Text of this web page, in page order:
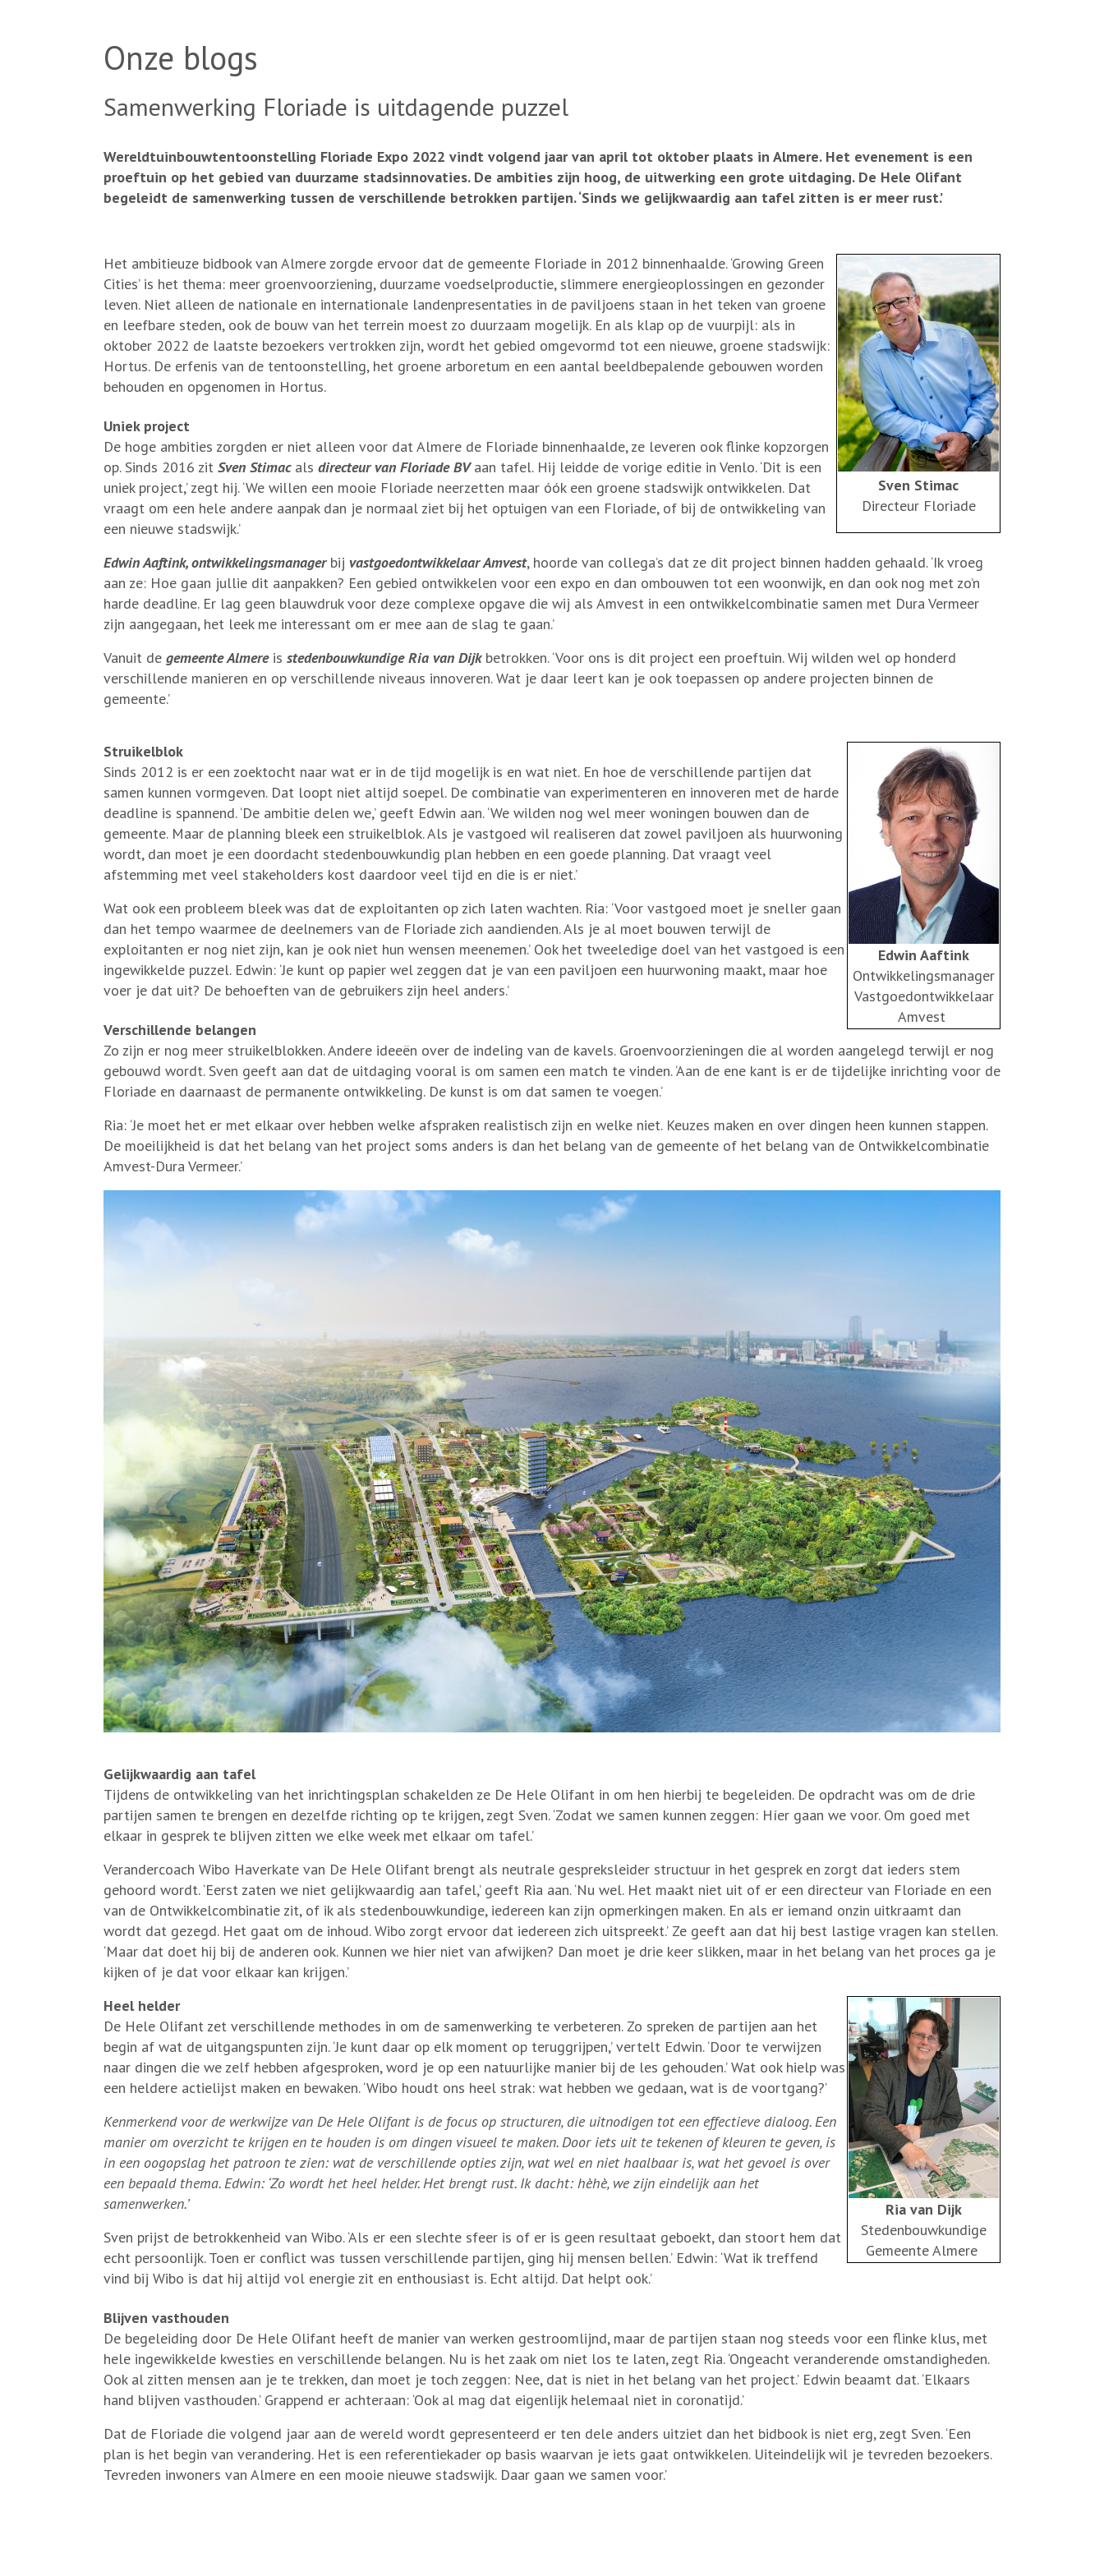
Onze blogs
Samenwerking Floriade is uitdagende puzzel
Wereldtuinbouw­tentoonstelling Floriade Expo 2022 vindt volgend jaar van april tot oktober plaats in Almere. Het evenement is een
proeftuin op het gebied van duurzame stadsinnovaties. De ambities zijn hoog, de uitwerking een grote uitdaging. De Hele Olifant
begeleidt de samenwerking tussen de verschillende betrokken partijen. ‘Sinds we gelijkwaardig aan tafel zitten is er meer rust.’
Sven Stimac
Directeur Floriade
Het ambitieuze bidbook van Almere zorgde ervoor dat de gemeente Floriade in 2012 binnenhaalde. ‘Growing Green
Cities’ is het thema: meer groenvoorziening, duurzame voedselproductie, slimmere energieoplossingen en gezonder
leven. Niet alleen de nationale en internationale landenpresentaties in de paviljoens staan in het teken van groene
en leefbare steden, ook de bouw van het terrein moest zo duurzaam mogelijk. En als klap op de vuurpijl: als in
oktober 2022 de laatste bezoekers vertrokken zijn, wordt het gebied omgevormd tot een nieuwe, groene stadswijk:
Hortus. De erfenis van de tentoonstelling, het groene arboretum en een aantal beeldbepalende gebouwen worden
behouden en opgenomen in Hortus.
Uniek project
De hoge ambities zorgden er niet alleen voor dat Almere de Floriade binnenhaalde, ze leveren ook flinke kopzorgen
op. Sinds 2016 zit Sven Stimacals directeur van Floriade BVaan tafel. Hij leidde de vorige editie in Venlo. ‘Dit is een
uniek project,’ zegt hij. ‘We willen een mooie Floriade neerzetten maar óók een groene stadswijk ontwikkelen. Dat
vraagt om een hele andere aanpak dan je normaal ziet bij het optuigen van een Floriade, of bij de ontwikkeling van
een nieuwe stadswijk.’
Edwin Aaftink, ontwikkelingsmanager bij vastgoedontwikkelaar Amvest, hoorde van collega’s dat ze dit project binnen hadden gehaald. ‘Ik vroeg
aan ze: Hoe gaan jullie dit aanpakken? Een gebied ontwikkelen voor een expo en dan ombouwen tot een woonwijk, en dan ook nog met zo’n
harde deadline. Er lag geen blauwdruk voor deze complexe opgave die wij als Amvest in een ontwikkelcombinatie samen met Dura Vermeer
zijn aangegaan, het leek me interessant om er mee aan de slag te gaan.’
Vanuit de gemeente Almere is stedenbouwkundige Ria van Dijkbetrokken. ‘Voor ons is dit project een proeftuin. Wij wilden wel op honderd
verschillende manieren en op verschillende niveaus innoveren. Wat je daar leert kan je ook toepassen op andere projecten binnen de
gemeente.’
Edwin Aaftink
Ontwikkelingsmanager
Vastgoedontwikkelaar
Amvest
Struikelblok
Sinds 2012 is er een zoektocht naar wat er in de tijd mogelijk is en wat niet. En hoe de verschillende partijen dat
samen kunnen vormgeven. Dat loopt niet altijd soepel. De combinatie van experimenteren en innoveren met de harde
deadline is spannend. ‘De ambitie delen we,’ geeft Edwin aan. ‘We wilden nog wel meer woningen bouwen dan de
gemeente. Maar de planning bleek een struikelblok. Als je vastgoed wil realiseren dat zowel paviljoen als huurwoning
wordt, dan moet je een doordacht stedenbouwkundig plan hebben en een goede planning. Dat vraagt veel
afstemming met veel stakeholders kost daardoor veel tijd en die is er niet.’
Wat ook een probleem bleek was dat de exploitanten op zich laten wachten. Ria: ‘Voor vastgoed moet je sneller gaan
dan het tempo waarmee de deelnemers van de Floriade zich aandienden. Als je al moet bouwen terwijl de
exploitanten er nog niet zijn, kan je ook niet hun wensen meenemen.’ Ook het tweeledige doel van het vastgoed is een
ingewikkelde puzzel. Edwin: ‘Je kunt op papier wel zeggen dat je van een paviljoen een huurwoning maakt, maar hoe
voer je dat uit? De behoeften van de gebruikers zijn heel anders.’
Verschillende belangen
Zo zijn er nog meer struikelblokken. Andere ideeën over de indeling van de kavels. Groenvoorzieningen die al worden aangelegd terwijl er nog
gebouwd wordt. Sven geeft aan dat de uitdaging vooral is om samen een match te vinden. ‘Aan de ene kant is er de tijdelijke inrichting voor de
Floriade en daarnaast de permanente ontwikkeling. De kunst is om dat samen te voegen.’
Ria: ‘Je moet het er met elkaar over hebben welke afspraken realistisch zijn en welke niet. Keuzes maken en over dingen heen kunnen stappen.
De moeilijkheid is dat het belang van het project soms anders is dan het belang van de gemeente of het belang van de Ontwikkelcombinatie
Amvest-Dura Vermeer.’
Gelijkwaardig aan tafel
Tijdens de ontwikkeling van het inrichtingsplan schakelden ze De Hele Olifant in om hen hierbij te begeleiden. De opdracht was om de drie
partijen samen te brengen en dezelfde richting op te krijgen, zegt Sven. ‘Zodat we samen kunnen zeggen: Híer gaan we voor. Om goed met
elkaar in gesprek te blijven zitten we elke week met elkaar om tafel.’
Verandercoach Wibo Haverkate van De Hele Olifant brengt als neutrale gespreksleider structuur in het gesprek en zorgt dat ieders stem
gehoord wordt. ‘Eerst zaten we niet gelijkwaardig aan tafel,’ geeft Ria aan. ‘Nu wel. Het maakt niet uit of er een directeur van Floriade en een
van de Ontwikkelcombinatie zit, of ik als stedenbouwkundige, iedereen kan zijn opmerkingen maken. En als er iemand onzin uitkraamt dan
wordt dat gezegd. Het gaat om de inhoud. Wibo zorgt ervoor dat iedereen zich uitspreekt.’ Ze geeft aan dat hij best lastige vragen kan stellen.
‘Maar dat doet hij bij de anderen ook. Kunnen we hier niet van afwijken? Dan moet je drie keer slikken, maar in het belang van het proces ga je
kijken of je dat voor elkaar kan krijgen.’
Ria van Dijk
Stedenbouwkundige
Gemeente Almere
Heel helder
De Hele Olifant zet verschillende methodes in om de samenwerking te verbeteren. Zo spreken de partijen aan het
begin af wat de uitgangspunten zijn. ‘Je kunt daar op elk moment op teruggrijpen,’ vertelt Edwin. ‘Door te verwijzen
naar dingen die we zelf hebben afgesproken, word je op een natuurlijke manier bij de les gehouden.’ Wat ook hielp was
een heldere actielijst maken en bewaken. ‘Wibo houdt ons heel strak: wat hebben we gedaan, wat is de voortgang?’
Kenmerkend voor de werkwijze van De Hele Olifant is de focus op structuren, die uitnodigen tot een effectieve dialoog. Een
manier om overzicht te krijgen en te houden is om dingen visueel te maken. Door iets uit te tekenen of kleuren te geven, is
in een oogopslag het patroon te zien: wat de verschillende opties zijn, wat wel en niet haalbaar is, wat het gevoel is over
een bepaald thema. Edwin: ‘Zo wordt het heel helder. Het brengt rust. Ik dacht: hèhè, we zijn eindelijk aan het
samenwerken.’
Sven prijst de betrokkenheid van Wibo. ‘Als er een slechte sfeer is of er is geen resultaat geboekt, dan stoort hem dat
echt persoonlijk. Toen er conflict was tussen verschillende partijen, ging hij mensen bellen.’ Edwin: ‘Wat ik treffend
vind bij Wibo is dat hij altijd vol energie zit en enthousiast is. Echt altijd. Dat helpt ook.’
Blijven vasthouden
De begeleiding door De Hele Olifant heeft de manier van werken gestroomlijnd, maar de partijen staan nog steeds voor een flinke klus, met
hele ingewikkelde kwesties en verschillende belangen. Nu is het zaak om niet los te laten, zegt Ria. ‘Ongeacht veranderende omstandigheden.
Ook al zitten mensen aan je te trekken, dan moet je toch zeggen: Nee, dat is niet in het belang van het project.’ Edwin beaamt dat. ‘Elkaars
hand blijven vasthouden.’ Grappend er achteraan: ‘Ook al mag dat eigenlijk helemaal niet in coronatijd.’
Dat de Floriade die volgend jaar aan de wereld wordt gepresenteerd er ten dele anders uitziet dan het bidbook is niet erg, zegt Sven. ‘Een
plan is het begin van verandering. Het is een referentiekader op basis waarvan je iets gaat ontwikkelen. Uiteindelijk wil je tevreden bezoekers.
Tevreden inwoners van Almere en een mooie nieuwe stadswijk. Daar gaan we samen voor.’